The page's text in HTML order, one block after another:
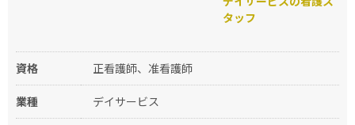
タッフ
資格 正看護師、准看護師
業種 デイサービス